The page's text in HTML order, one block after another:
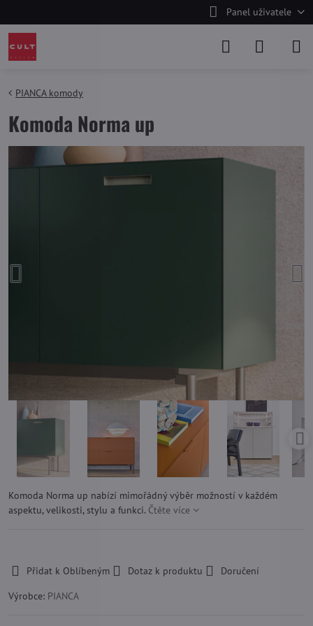
Panel uživatele
PIANCA komody
Komoda Norma up
Komoda Norma up nabízí mimořádný výběr možností v každém
aspektu, velikosti, stylu a funkci. Čtěte více
Přidat k Oblíbeným
Dotaz k produktu
Doručení
Výrobce: PIANCA